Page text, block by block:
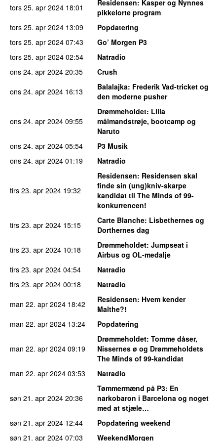
tors 25. apr 2024 18:01 Residensen: Kasper og Nynnes
pikkelorte program
tors 25. apr 2024 13:09
Popdatering
tors 25. apr 2024 07:43
Go’ Morgen P3
tors 25. apr 2024 02:54
Natradio
ons 24. apr 2024 20:35
Crush
ons 24. apr 2024 16:13 Balalajka: Frederik Vad-tricket og
den moderne pusher
ons 24. apr 2024 09:55
Drømmeholdet: Lilla
målmandstrøje, bootcamp og
Naruto
ons 24. apr 2024 05:54
P3 Musik
ons 24. apr 2024 01:19 Natradio
tirs 23. apr 2024 19:32
Residensen: Residensen skal
finde sin (ung)kniv-skarpe
kandidat til The Minds of 99-
konkurrencen!
tirs 23. apr 2024 15:15 Carte Blanche: Lisbethernes og
Dorthernes dag
tirs 23. apr 2024 10:18 Drømmeholdet: Jumpseat i
Airbus og OL-medalje
tirs 23. apr 2024 04:54
Natradio
tirs 23. apr 2024 00:18
Natradio
man 22. apr 2024 18:42 Residensen: Hvem kender
Malthe?!
man 22. apr 2024 13:24 Popdatering
man 22. apr 2024 09:19
Drømmeholdet: Tomme dåser,
Nissernes ø og Drømmeholdets
The Minds of 99-kandidat
man 22. apr 2024 03:53 Natradio
søn 21. apr 2024 20:36
Tømmermænd på P3: En
narkobaron i Barcelona og noget
med at stjæle…
søn 21. apr 2024 12:44
Popdatering weekend
søn 21. apr 2024 07:03 WeekendMorgen